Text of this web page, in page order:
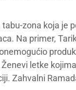
zona koja je
Na primer,
letke
Zahvalni